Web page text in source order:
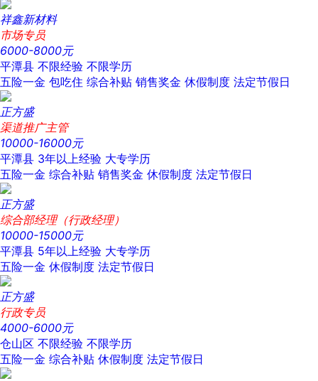
祥鑫新材料
市场专员
6000-8000元
平潭县 不限经验 不限学历
五险一金 包吃住 综合补贴 销售奖金 休假制度 法定节假日
正方盛
渠道推广主管
10000-16000元
平潭县 3年以上经验 大专学历
五险一金 综合补贴 销售奖金 休假制度 法定节假日
正方盛
综合部经理（行政经理）
10000-15000元
平潭县 5年以上经验 大专学历
五险一金 休假制度 法定节假日
正方盛
行政专员
4000-6000元
仓山区 不限经验 不限学历
五险一金 综合补贴 休假制度 法定节假日